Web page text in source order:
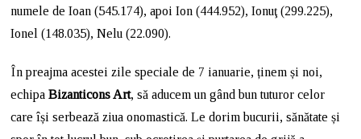
numele de Ioan (545.174), apoi Ion (444.952), Ionuţ (299.225),
Ionel (148.035), Nelu (22.090).
În preajma acestei zile speciale de 7 ianuarie, ținem și noi,
echipaBizanticons Art, să aducem un gând bun tuturor celor
care își serbează ziua onomastică. Le dorim bucurii, sănătate și